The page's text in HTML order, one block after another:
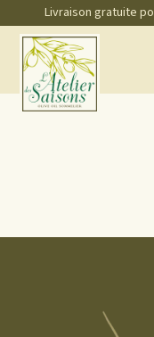
Livraison gratuite